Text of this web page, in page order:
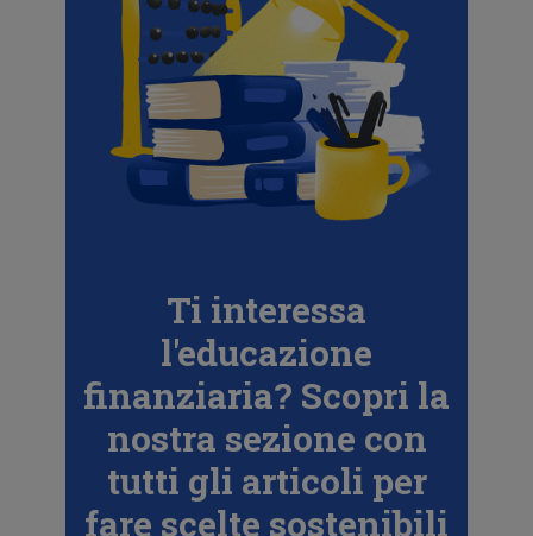
Ti interessa
l'educazione
finanziaria? Scopri la
nostra sezione con
tutti gli articoli per
fare scelte sostenibili